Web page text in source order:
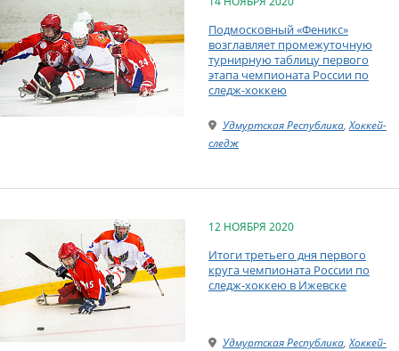
Подмосковный «Феникс»
возглавляет промежуточную
турнирную таблицу первого
этапа чемпионата России по
следж-хоккею
Удмуртская Республика,Хоккей-
следж
12 НОЯБРЯ 2020
Итоги третьего дня первого
круга чемпионата России по
следж-хоккею в Ижевске
Удмуртская Республика,Хоккей-